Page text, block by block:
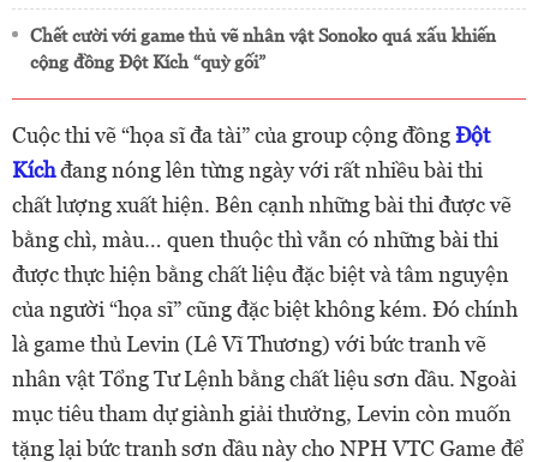
Chết cười với game thủ vẽ nhân vật Sonoko quá xấu khiến
cộng đồng Đột Kích “quỳ gối”
Cuộc thi vẽ “họa sĩ đa tài” của group cộng đồngĐột
Kíchđang nóng lên từng ngày với rất nhiều bài thi
chất lượng xuất hiện. Bên cạnh những bài thi được vẽ
bằng chì, màu… quen thuộc thì vẫn có những bài thi
được thực hiện bằng chất liệu đặc biệt và tâm nguyện
của người “họa sĩ” cũng đặc biệt không kém. Đó chính
là game thủ Levin (Lê Vĩ Thương) với bức tranh vẽ
nhân vật Tổng Tư Lệnh bằng chất liệu sơn dầu. Ngoài
mục tiêu tham dự giành giải thưởng, Levin còn muốn
tặng lại bức tranh sơn dầu này cho NPH VTC Game để